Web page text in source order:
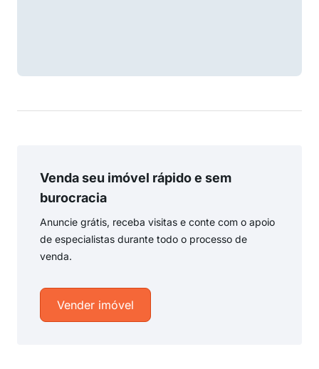
Venda seu imóvel rápido e sem
burocracia
Anuncie grátis, receba visitas e conte com o apoio
de especialistas durante todo o processo de
venda.
Vender imóvel